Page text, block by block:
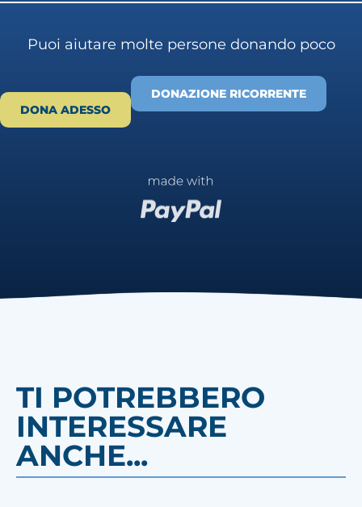
Puoi aiutare molte persone donando poco
DONA ADESSO
DONAZIONE RICORRENTE
TI POTREBBERO
INTERESSARE
ANCHE...